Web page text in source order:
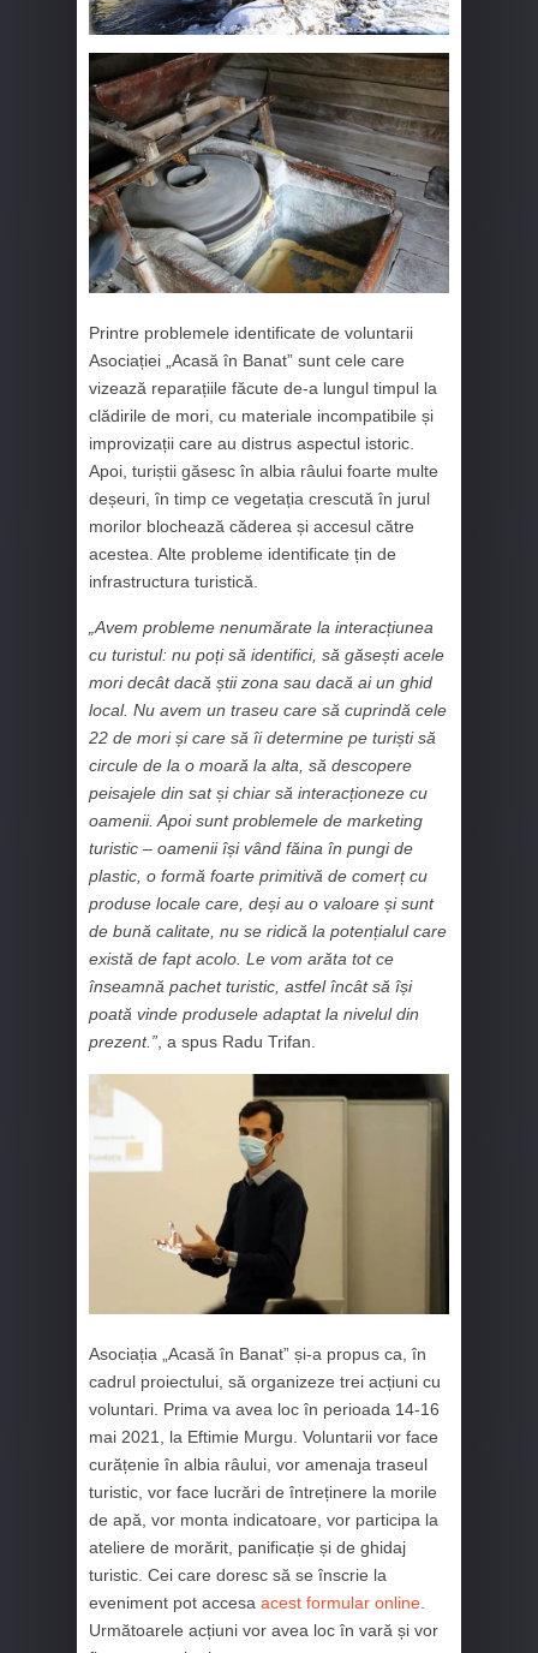
Printre problemele identificate de voluntarii
Asociației „Acasă în Banat” sunt cele care
vizează reparațiile făcute de-a lungul timpul la
clădirile de mori, cu materiale incompatibile și
improvizații care au distrus aspectul istoric.
Apoi, turiștii găsesc în albia râului foarte multe
deșeuri, în timp ce vegetația crescută în jurul
morilor blochează căderea și accesul către
acestea. Alte probleme identificate țin de
infrastructura turistică.
„Avem probleme nenumărate la interacțiunea
cu turistul: nu poți să identifici, să găsești acele
mori decât dacă știi zona sau dacă ai un ghid
local. Nu avem un traseu care să cuprindă cele
22 de mori și care să îi determine pe turiști să
circule de la o moară la alta, să descopere
peisajele din sat și chiar să interacționeze cu
oamenii. Apoi sunt problemele de marketing
turistic – oamenii își vând făina în pungi de
plastic, o formă foarte primitivă de comerț cu
produse locale care, deși au o valoare și sunt
de bună calitate, nu se ridică la potențialul care
există de fapt acolo. Le vom arăta tot ce
înseamnă pachet turistic, astfel încât să își
poată vinde produsele adaptat la nivelul din
prezent.” , a spus Radu Trifan.
Asociația „Acasă în Banat” și-a propus ca, în
cadrul proiectului, să organizeze trei acțiuni cu
voluntari. Prima va avea loc în perioada 14-16
mai 2021, la Eftimie Murgu. Voluntarii vor face
curățenie în albia râului, vor amenaja traseul
turistic, vor face lucrări de întreținere la morile
de apă, vor monta indicatoare, vor participa la
ateliere de morărit, panificație și de ghidaj
turistic. Cei care doresc să se înscrie la
eveniment pot accesa acest formular online
Următoarele acțiuni vor avea loc în vară și vor